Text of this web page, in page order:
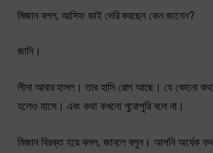
মিজান বলল, আসিফ ভাই দেরি করছেন কেন জানেন?
জানি।
লীনা আবার হাসল। তার হাসি রোগ আছে। যে কোনো
হলেও হাসে। এবং কথা কখনো পুরোপুরি বলে না।
মিজান বিরক্ত হয়ে বলল, জানলে বলুন। আপনি অর্ধেক